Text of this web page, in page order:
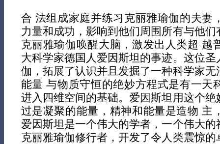
合 法组成家庭并练习克丽雅瑜伽的夫妻
力量和成功，影响到他们周围所有与他
克丽雅瑜伽唤醒大脑，激发出人类超 越
大科学家德国人爱因斯坦的事迹。这位
伽，拓展了认识并且发掘了一种科学家
能量 与物质守恒的绝妙方程式是有一天
进入四维空间的基础。爱因斯坦用这个
过是凝聚的能量，精神和能量是造物 主
爱因斯坦是一个伟大的学者，一个伟大
克丽雅瑜伽修行者，开发了令人类震惊